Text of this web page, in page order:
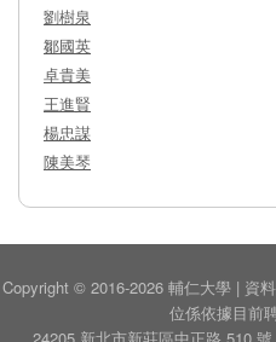
劉樹泉
鄒國英
卓貴美
王進賢
楊忠謀
陳美琴
Copyright © 2016-2026 輔仁大學 | 資料
位係依據目前